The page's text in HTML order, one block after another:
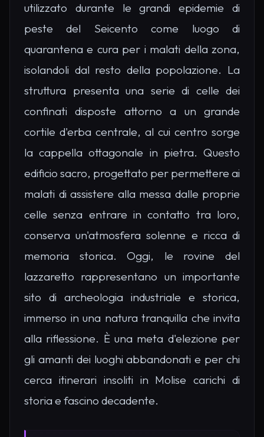
utilizzato durante le grandi epidemie di
peste del Seicento come luogo di
quarantena e cura per i malati della zona,
isolandoli dal resto della popolazione. La
struttura presenta una serie di celle dei
confinati disposte attorno a un grande
cortile d'erba centrale, al cui centro sorge
la cappella ottagonale in pietra. Questo
edificio sacro, progettato per permettere ai
malati di assistere alla messa dalle proprie
celle senza entrare in contatto tra loro,
conserva un'atmosfera solenne e ricca di
memoria storica. Oggi, le rovine del
lazzaretto rappresentano un importante
sito di archeologia industriale e storica,
immerso in una natura tranquilla che invita
alla riflessione. È una meta d'elezione per
gli amanti dei luoghi abbandonati e per chi
cerca itinerari insoliti in Molise carichi di
storia e fascino decadente.